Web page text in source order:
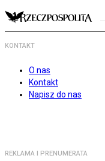
KONTAKT
O nas
Kontakt
Napisz do nas
REKLAMA I PRENUMERATA